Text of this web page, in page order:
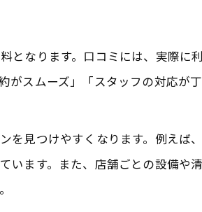
方と口コミで見るポイント
ら判断する方法
となります。口コミには、実際に
スムーズ」「スタッフの対応が
を見つけやすくなります。例えば
ます。また、店舗ごとの設備や